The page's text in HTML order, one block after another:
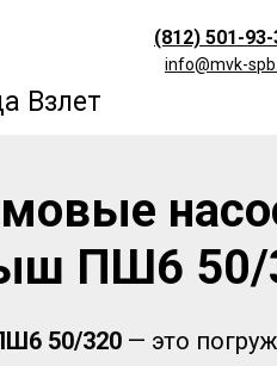
(812) 501-
info@mvk-
Взлет
ПШ6 50/
50/320 — это